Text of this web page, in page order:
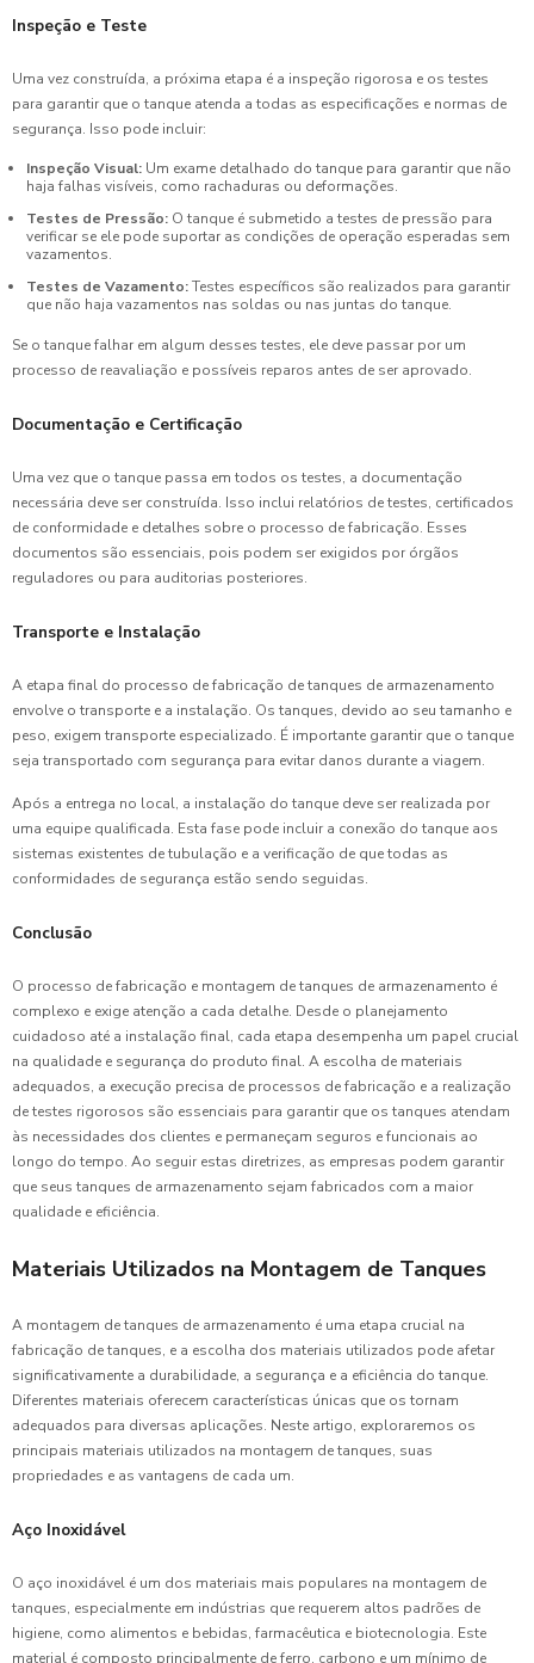
Inspeção e Teste
Uma vez construída, a próxima etapa é a inspeção rigorosa e os testes
para garantir que o tanque atenda a todas as especificações e normas de
segurança. Isso pode incluir:
Inspeção Visual: Um exame detalhado do tanque para garantir que não
haja falhas visíveis, como rachaduras ou deformações.
Testes de Pressão: O tanque é submetido a testes de pressão para
verificar se ele pode suportar as condições de operação esperadas sem
vazamentos.
Testes de Vazamento:Testes específicos são realizados para garantir
que não haja vazamentos nas soldas ou nas juntas do tanque.
Se o tanque falhar em algum desses testes, ele deve passar por um
processo de reavaliação e possíveis reparos antes de ser aprovado.
Documentação e Certificação
Uma vez que o tanque passa em todos os testes, a documentação
necessária deve ser construída. Isso inclui relatórios de testes, certificados
de conformidade e detalhes sobre o processo de fabricação. Esses
documentos são essenciais, pois podem ser exigidos por órgãos
reguladores ou para auditorias posteriores.
Transporte e Instalação
A etapa final do processo de fabricação de tanques de armazenamento
envolve o transporte e a instalação. Os tanques, devido ao seu tamanho e
peso, exigem transporte especializado. É importante garantir que o tanque
seja transportado com segurança para evitar danos durante a viagem.
Após a entrega no local, a instalação do tanque deve ser realizada por
uma equipe qualificada. Esta fase pode incluir a conexão do tanque aos
sistemas existentes de tubulação e a verificação de que todas as
conformidades de segurança estão sendo seguidas.
Conclusão
O processo de fabricação e montagem de tanques de armazenamento é
complexo e exige atenção a cada detalhe. Desde o planejamento
cuidadoso até a instalação final, cada etapa desempenha um papel crucial
na qualidade e segurança do produto final. A escolha de materiais
adequados, a execução precisa de processos de fabricação e a realização
de testes rigorosos são essenciais para garantir que os tanques atendam
às necessidades dos clientes e permaneçam seguros e funcionais ao
longo do tempo. Ao seguir estas diretrizes, as empresas podem garantir
que seus tanques de armazenamento sejam fabricados com a maior
qualidade e eficiência.
Materiais Utilizados na Montagem de Tanques
A montagem de tanques de armazenamento é uma etapa crucial na
fabricação de tanques, e a escolha dos materiais utilizados pode afetar
significativamente a durabilidade, a segurança e a eficiência do tanque.
Diferentes materiais oferecem características únicas que os tornam
adequados para diversas aplicações. Neste artigo, exploraremos os
principais materiais utilizados na montagem de tanques, suas
propriedades e as vantagens de cada um.
Aço Inoxidável
O aço inoxidável é um dos materiais mais populares na montagem de
tanques, especialmente em indústrias que requerem altos padrões de
higiene, como alimentos e bebidas, farmacêutica e biotecnologia. Este
material é composto principalmente de ferro, carbono e um mínimo de